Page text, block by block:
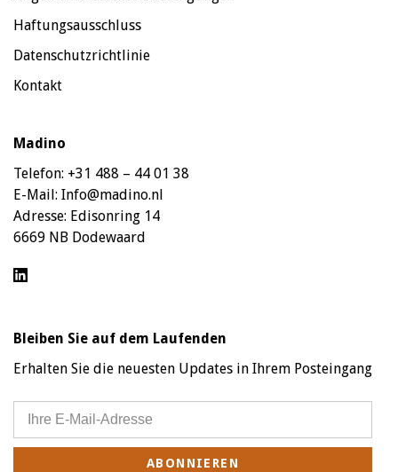
Haftungsausschluss
Datenschutzrichtlinie
Kontakt
Madino
Telefon: +31 488 – 44 01 38
E-Mail: Info@madino.nl
Adresse: Edisonring 14
6669 NB Dodewaard
Bleiben Sie auf dem Laufenden
Erhalten Sie die neuesten Updates in Ihrem Posteingang
ABONNIEREN